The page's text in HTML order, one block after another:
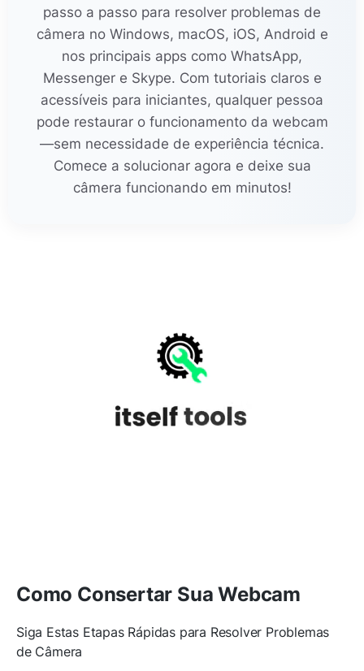
passo a passo para resolver problemas de
câmera no Windows, macOS, iOS, Android e
nos principais apps como WhatsApp,
Messenger e Skype. Com tutoriais claros e
acessíveis para iniciantes, qualquer pessoa
pode restaurar o funcionamento da webcam
—sem necessidade de experiência técnica.
Comece a solucionar agora e deixe sua
câmera funcionando em minutos!
Como Consertar Sua Webcam
Siga Estas Etapas Rápidas para Resolver Problemas
de Câmera